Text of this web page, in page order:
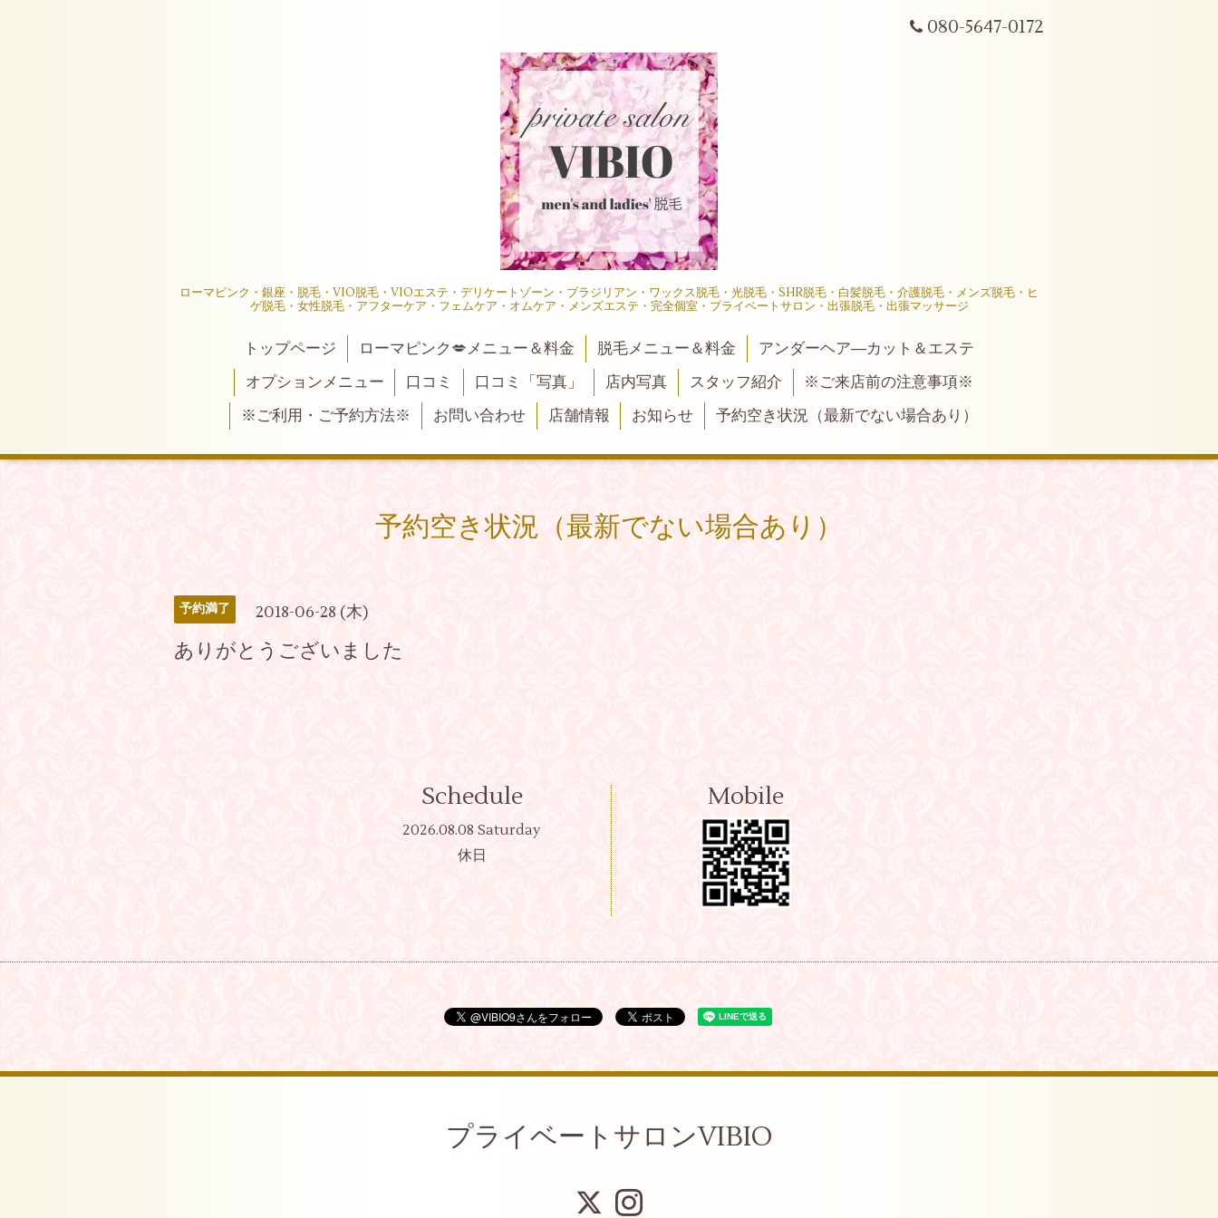
080-5647-0172
ローマピンク・銀座・脱毛・VIO脱毛・VIOエステ・デリケートゾーン・ブラジリアン・ワックス脱毛・光脱毛・SHR脱毛・白髪脱毛・介護脱毛・メンズ脱毛・ヒ
ゲ脱毛・女性脱毛・アフターケア・フェムケア・オムケア・メンズエステ・完全個室・プライベートサロン・出張脱毛・出張マッサージ
トップページ ローマピンク💋メニュー＆料金 脱毛メニュー＆料金
アンダーヘア―カット＆エステ
オプションメニュー
口コミ 口コミ「写真」 店内写真 スタッフ紹介
※ご来店前の注意事項※
※ご利用・ご予約方法※
お問い合わせ 店舗情報 お知らせ 予約空き状況（最新でない場合あり）
予約空き状況（最新でない場合あり）
予約満了 2018-06-28 (木)
ありがとうございました
Schedule
2026.08.08 Saturday
休日
Mobile
プライベートサロンVIBIO